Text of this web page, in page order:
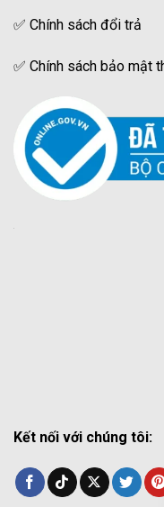
✅ Chính sách đổi trả
✅ Chính sách bảo mật
Kết nối với chúng tôi: